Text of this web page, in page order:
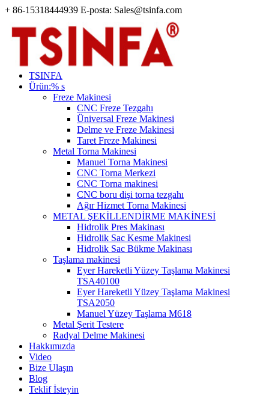
+ 86-15318444939 E-posta: Sales@tsinfa.com
TSINFA
Ürün:% s
Freze Makinesi
CNC Freze Tezgahı
Üniversal Freze Makinesi
Delme ve Freze Makinesi
Taret Freze Makinesi
Metal Torna Makinesi
Manuel Torna Makinesi
CNC Torna Merkezi
CNC Torna makinesi
CNC boru dişi torna tezgahı
Ağır Hizmet Torna Makinesi
METAL ŞEKİLLENDİRME MAKİNESİ
Hidrolik Pres Makinası
Hidrolik Sac Kesme Makinesi
Hidrolik Sac Bükme Makinası
Taşlama makinesi
Eyer Hareketli Yüzey Taşlama Makinesi
TSA40100
Eyer Hareketli Yüzey Taşlama Makinesi
TSA2050
Manuel Yüzey Taşlama M618
Metal Şerit Testere
Radyal Delme Makinesi
Hakkımızda
Video
Bize Ulaşın
Blog
Teklif İsteyin